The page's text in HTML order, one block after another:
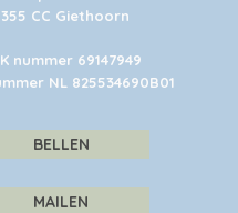
CC Giethoorn
nummer 69147949
NL 825534690B01
BELLEN
MAILEN